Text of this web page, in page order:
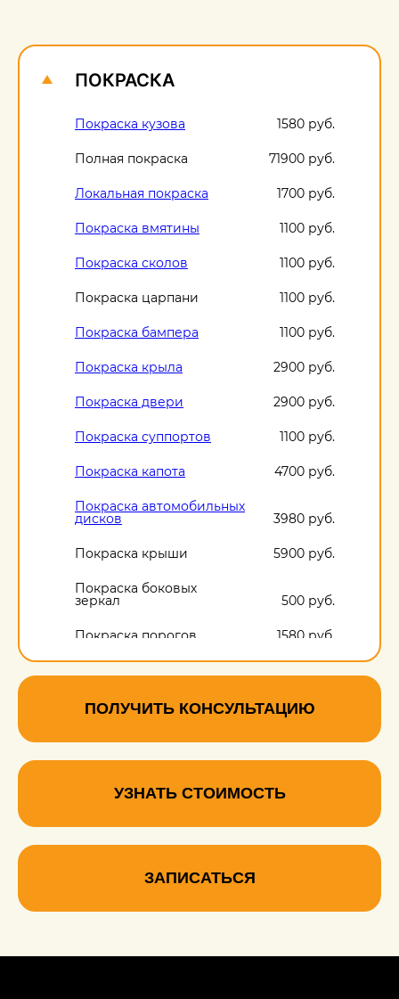
ПОКРАСКА
Покраска кузова 1580 руб.
Полная покраска 71900 руб.
Локальная покраска 1700 руб.
Покраска вмятины 1100 руб.
Покраска сколов 1100 руб.
Покраска царпани 1100 руб.
Покраска бампера 1100 руб.
Покраска крыла 2900 руб.
Покраска двери 2900 руб.
Покраска суппортов 1100 руб.
Покраска капота 4700 руб.
Покраска автомобильных
дисков 3980 руб.
Покраска крыши 5900 руб.
Покраска боковых
зеркал 500 руб.
Покраска порогов 1580 руб.
ПОЛУЧИТЬ КОНСУЛЬТАЦИЮ
УЗНАТЬ СТОИМОСТЬ
ЗАПИСАТЬСЯ